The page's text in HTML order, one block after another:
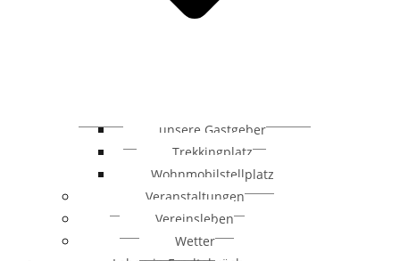
unsere Gastgeber
Trekkingplatz
Wohnmobilstellplatz
Veranstaltungen
Vereinsleben
Wetter